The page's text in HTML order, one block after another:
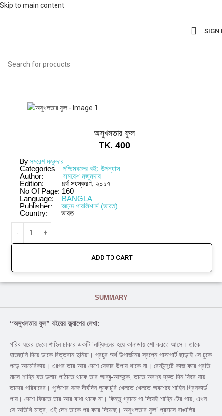
Skip to main content
SIGN
অসুখলতার ফুল
TK. 400
By সমরেশ মজুমদার
Categories:
পশ্চিমবঙ্গের বই: উপন্যাস
Author:
সমরেশ মজুমদার
Edition:
৪র্থ সংস্করণ, ২০১৭
No Of Page: 160
Language:
BANGLA
Publisher:
আনন্দ পাবলিশার্স (ভারত)
Country:
ভারত
ADD TO CART
SUMMARY
“অসুখলতার ফুল” বইয়ের ফ্ল্যাপের লেখা:
গরিব ঘরের ছেলে শাহিন ঢাকার একটি ‘নাট্যদলের হয়ে কানাডায় শাে করতে আসে। তাকে
হাতছানি দিয়ে ডাকে বিত্তবান দুনিয়া। প্রচুর অর্থ উপার্জনের স্বপ্নে পাসপাের্ট ছাড়াই সে ঢুকে
পড়ে আমেরিকায়। এরপর তার আর দেশে ফেরার উপায় থাকে না। রেস্টুরেন্টে কাজ করে প্রতি
মাসে শাহিন যত ডলার পাঠাতে থাকে তার আব্বু-আম্মুকে, তাতে অবশ্য দ্রুত দিন ফিরে যায়
তাদের পরিবারের। পুলিশের সঙ্গে দীর্ঘদিন লুকোচুরি খেলতে খেলতে অবশেষে শাহিন গ্রিনকার্ড
পায়। দেশে ফিরতে তার আর বাধা থাকে না। কিন্তু গ্রামে পা দিয়েই শাহিন টের পায়, এখন
সে অতিথি মাত্র, এই দেশ তাকে পর করে দিয়েছে। অসুখলতার ফুল’ প্রবাসে বাঙালির